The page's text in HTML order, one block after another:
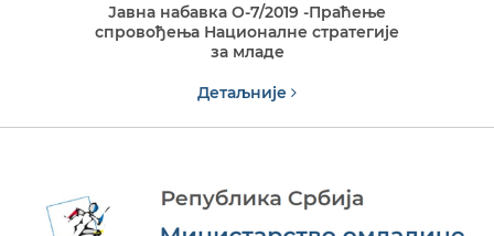
Јавна набавка О-7/2019 -Праћење
спровођења Националне стратегије
за младе
Детаљније